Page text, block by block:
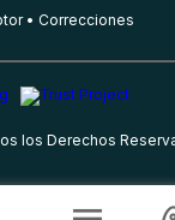
Correcciones
los Derechos